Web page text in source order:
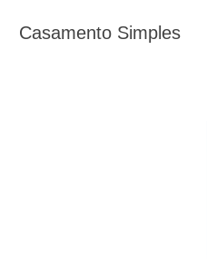
Casamento Simples